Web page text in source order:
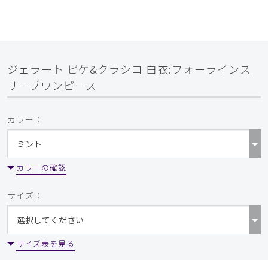
ジェラート ピケ&クラシコ 白衣:フォーラインス
リーブワンピース
カラー：
カラーの確認
サイズ：
サイズ表を見る